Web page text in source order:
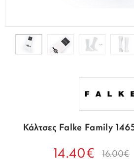
Κάλτσες Falke Family
14.40€ 16.00€